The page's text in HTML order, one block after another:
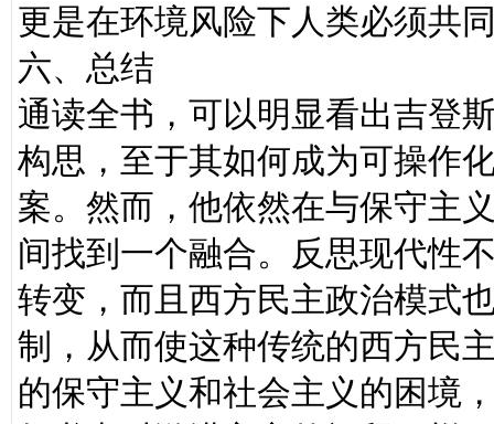
更是在环境风险下人类必须共
六、总结
通读全书，可以明显看出吉登
构思，至于其如何成为可操作
案。然而，他依然在与保守主
间找到一个融合。反思现代性
转变，而且西方民主政治模式
制，从而使这种传统的西方民
的保守主义和社会主义的困境